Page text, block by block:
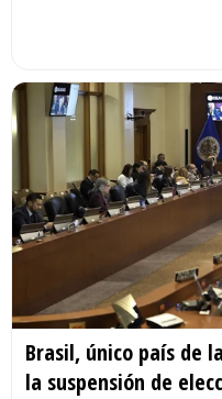
Brasil, único país de
la suspensión de